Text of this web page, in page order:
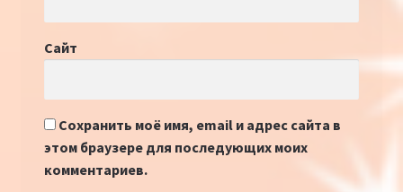
Сайт
Сохранить моё имя, email и адрес сайта в
этом браузере для последующих моих
комментариев.